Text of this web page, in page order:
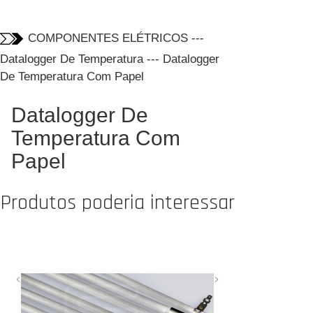
COMPONENTES ELÉTRICOS---
Datalogger De Temperatura--- Datalogger
De Temperatura Com Papel
Datalogger De
Temperatura Com
Papel
Produtos poderia interessar